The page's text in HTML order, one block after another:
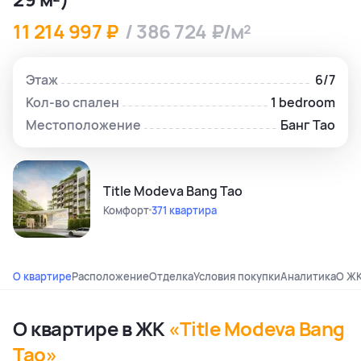
11 214 997 ₽ / 386 724 ₽/м²
Этаж
6/7
Кол-во спален
1 bedroom
Местоположение
Банг Тао
Title Modeva Bang Tao
Комфорт371 квартира
О квартиреРасположениеОтделкаУсловия покупкиАналитикаО
О квартире в ЖК «Title Modeva Bang
Tao»